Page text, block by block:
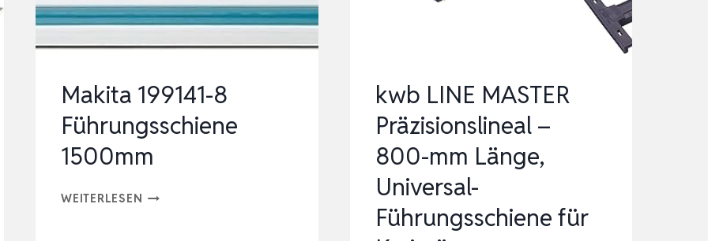
Makita 199141-8
Führungsschiene
1500mm
WEITERLESEN MAKITA
kwb LINE MASTER
Präzisionslineal –
800-mm Länge,
Universal-
Führungsschiene für